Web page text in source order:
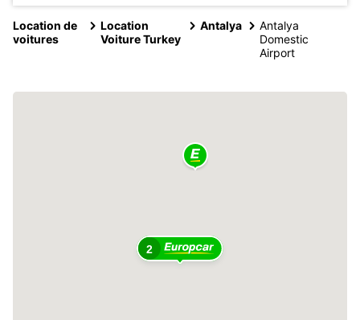
Location de
voitures
Location
Voiture Turkey
Antalya
Antalya
Domestic
Airport
2